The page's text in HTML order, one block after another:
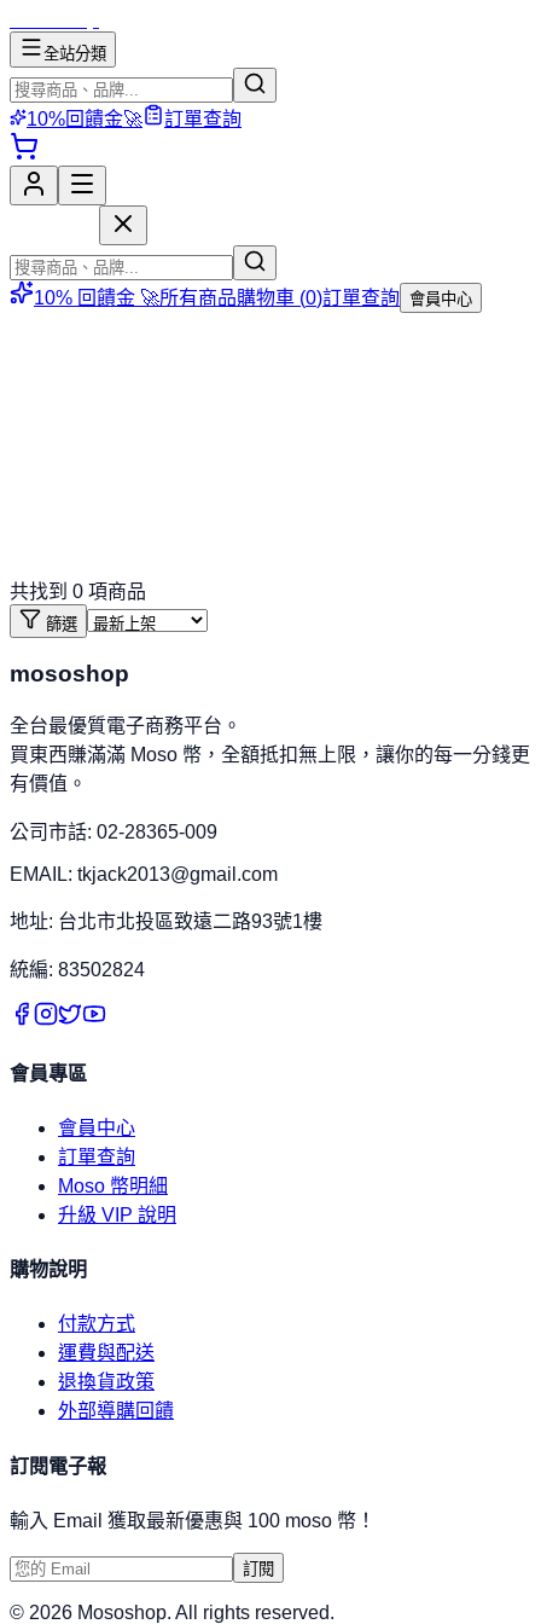
全站分類
10%回饋金🚀 訂單查詢
10% 回饋金 🚀所有商品購物車 (0)訂單查詢 會員中心
共找到 0 項商品
篩選
mososhop
全台最優質電子商務平台。
買東西賺滿滿 Moso 幣，全額抵扣無上限，讓你的每一分錢更
有價值。
公司市話: 02-28365-009
EMAIL: tkjack2013@gmail.com
地址: 台北市北投區致遠二路93號1樓
統編: 83502824
會員專區
會員中心
訂單查詢
Moso 幣明細
升級 VIP 說明
購物說明
付款方式
運費與配送
退換貨政策
外部導購回饋
訂閱電子報
輸入 Email 獲取最新優惠與 100 moso 幣！
訂閱
© 2026 Mososhop. All rights reserved.